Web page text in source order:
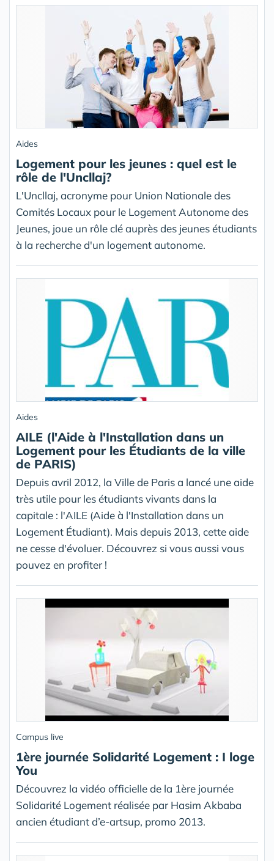
Aides
Logement pour les jeunes : quel est le
rôle de l'Uncllaj?
L'Uncllaj, acronyme pour Union Nationale des
Comités Locaux pour le Logement Autonome des
Jeunes, joue un rôle clé auprès des jeunes étudiants
à la recherche d'un logement autonome.
Aides
AILE (l'Aide à l'Installation dans un
Logement pour les Étudiants de la ville
de PARIS)
Depuis avril 2012, la Ville de Paris a lancé une aide
très utile pour les étudiants vivants dans la
capitale : l'AILE (Aide à l'Installation dans un
Logement Étudiant). Mais depuis 2013, cette aide
ne cesse d'évoluer. Découvrez si vous aussi vous
pouvez en profiter !
Campus live
1ère journée Solidarité Logement : I loge
You
Découvrez la vidéo officielle de la 1ère journée
Solidarité Logement réalisée par Hasim Akbaba
ancien étudiant d’e-artsup, promo 2013.